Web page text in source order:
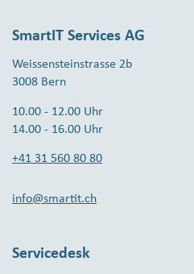
SmartIT Services AG
Weissensteinstrasse 2b
3008 Bern
10.00 - 12.00 Uhr
14.00 - 16.00 Uhr
+41 31 560 80 80
info@smartit.ch
Servicedesk